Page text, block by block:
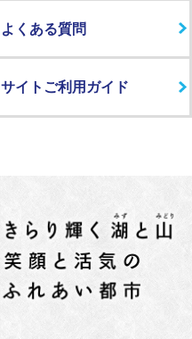
よくある質問
サイトご利用ガイド